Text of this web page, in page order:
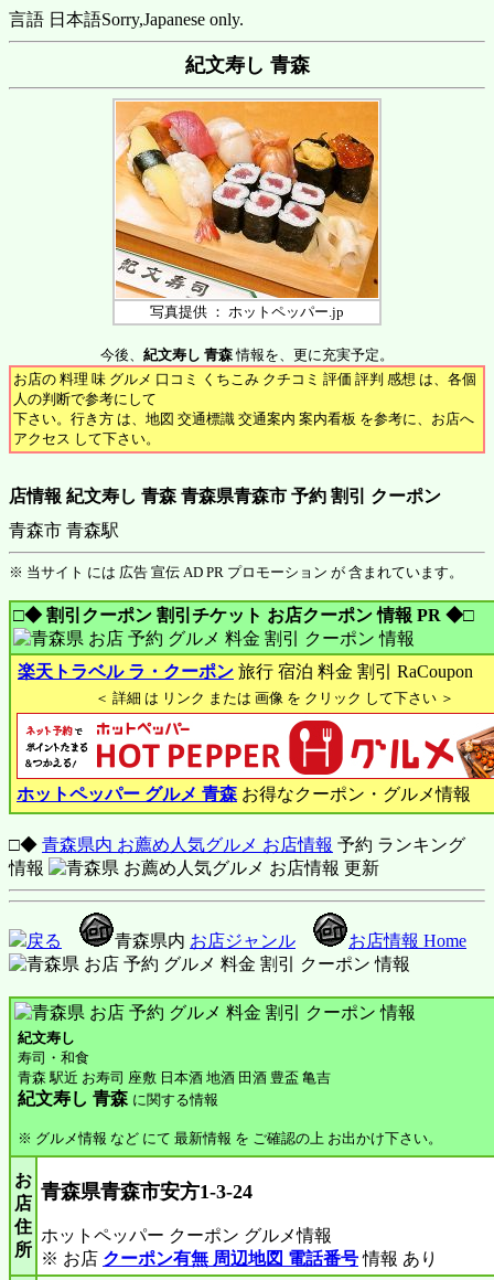
言語 日本語Sorry,Japanese only.
紀文寿し 青森
写真提供 ： ホットペッパー.jp
今後、 紀文寿し 青森情報を、更に充実予定。
お店の 料理 味 グルメ 口コミ くちこみ クチコミ 評価 評判 感想 は、各個
人の判断で参考にして
下さい。行き方 は、地図 交通標識 交通案内 案内看板 を参考に、お店へ
アクセス して下さい。
店情報 紀文寿し 青森 青森県青森市 予約 割引 クーポン
青森市 青森駅
※ 当サイト には 広告 宣伝 AD PR プロモーション が 含まれています。
□◆ 割引クーポン 割引チケット お店クーポン 情報 PR ◆□
楽天トラベル ラ・クーポン 旅行 宿泊 料金 割引 RaCoupon
＜ 詳細 は リンク または 画像 を クリック して下さい ＞
ホットペッパー グルメ 青森お得なクーポン・グルメ情報
□◆ 青森県内 お薦め人気グルメ お店情報 予約 ランキング
情報
戻る 青森県内 お店ジャンル お店情報 Home
紀文寿し
寿司・和食
青森 駅近 お寿司 座敷 日本酒 地酒 田酒 豊盃 亀吉
紀文寿し 青森 に関する情報
※ グルメ情報 など にて 最新情報 を ご確認の上 お出かけ下さい。
お
店
住
所
青森県青森市安方1‐3‐24
ホットペッパー クーポン グルメ情報
※ お店 クーポン有無 周辺地図 電話番号情報 あり